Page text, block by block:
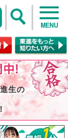
MENU
生の